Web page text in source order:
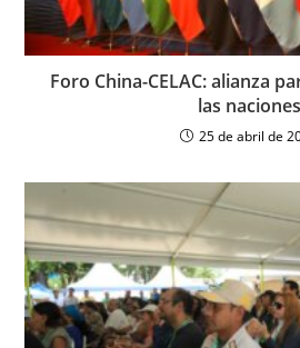
Foro China-CELAC: alianza
las naciones
25 de abril de